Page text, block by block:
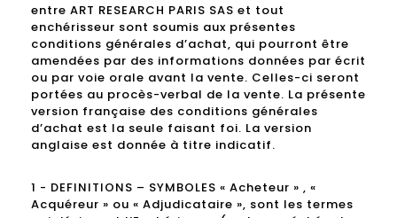
entre ART RESEARCH PARIS SAS et tout
enchérisseur sont soumis aux présentes
conditions générales d’achat, qui pourront être
amendées par des informations données par écrit
ou par voie orale avant la vente. Celles-ci seront
portées au procès-verbal de la vente. La présente
version française des conditions générales
d’achat est la seule faisant foi. La version
anglaise est donnée à titre indicatif.
1 - DEFINITIONS – SYMBOLES « Acheteur » , «
Acquéreur » ou « Adjudicataire », sont les termes